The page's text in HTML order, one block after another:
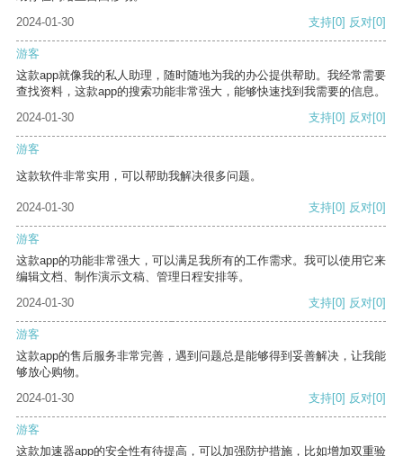
2024-01-30
支持[0] 反对[0]
游客
这款app就像我的私人助理，随时随地为我的办公提供帮助。我经常需要
查找资料，这款app的搜索功能非常强大，能够快速找到我需要的信息。
2024-01-30
支持[0] 反对[0]
游客
这款软件非常实用，可以帮助我解决很多问题。
2024-01-30 支持[0] 反对[0]
游客
这款app的功能非常强大，可以满足我所有的工作需求。我可以使用它来
编辑文档、制作演示文稿、管理日程安排等。
2024-01-30
支持[0] 反对[0]
游客
这款app的售后服务非常完善，遇到问题总是能够得到妥善解决，让我能
够放心购物。
2024-01-30
支持[0] 反对[0]
游客
这款加速器app的安全性有待提高，可以加强防护措施，比如增加双重验